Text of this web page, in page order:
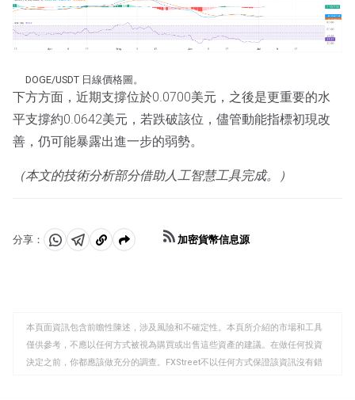
DOGE/USDT 日線價格圖。
下方方面，近期支撐位於0.0700美元，之後是更重要的水
平支撐約0.0642美元，若跌破該位，儘管動能指標初現改
善，仍可能暴露出進一步的弱勢。
（本文的技術分析部分借助人工智慧工具完成。）
分享：
分 分 複
板
加密貨幣信息源
本頁面資訊包含前瞻性陳述，涉及風險和不確定性。本頁所介紹的市場和工具
僅供參考，不應以任何方式被視為購買或出售這些資產的建議。在做任何投資
決定之前，你都應該做充分的調查。FXStreet不以任何方式保證該資訊沒有錯